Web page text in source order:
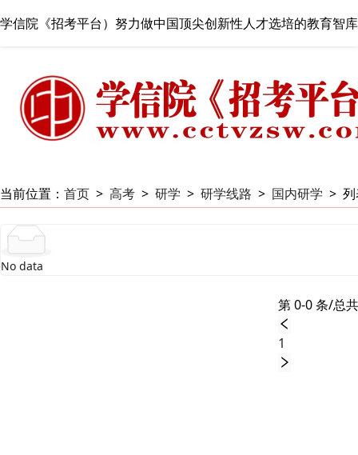
学信院《招考平台）努力做中国顶尖创新性人才选培的教育智库
当前位置： 首页 > 高考 > 研学 > 研学线路 > 国内研学 >
No data
第 0-0 条/总
1